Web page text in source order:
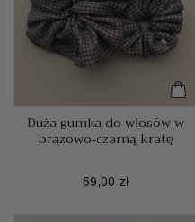
Duża gumka do włosów w
brązowo-czarną kratę
Cena
69,00 zł